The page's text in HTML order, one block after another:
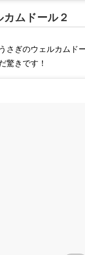
ムドール２
さぎのウェルカムド
驚きです！